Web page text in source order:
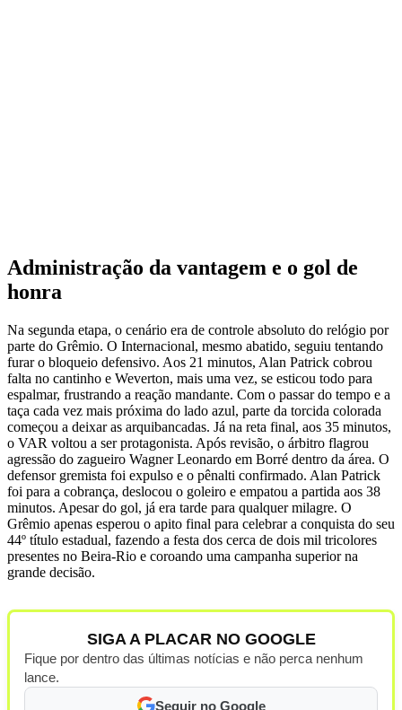
Administração da vantagem e o gol de
honra
Na segunda etapa, o cenário era de controle absoluto do relógio por
parte do Grêmio. O Internacional, mesmo abatido, seguiu tentando
furar o bloqueio defensivo. Aos 21 minutos, Alan Patrick cobrou
falta no cantinho e Weverton, mais uma vez, se esticou todo para
espalmar, frustrando a reação mandante. Com o passar do tempo e a
taça cada vez mais próxima do lado azul, parte da torcida colorada
começou a deixar as arquibancadas. Já na reta final, aos 35 minutos,
o VAR voltou a ser protagonista. Após revisão, o árbitro flagrou
agressão do zagueiro Wagner Leonardo em Borré dentro da área. O
defensor gremista foi expulso e o pênalti confirmado. Alan Patrick
foi para a cobrança, deslocou o goleiro e empatou a partida aos 38
minutos. Apesar do gol, já era tarde para qualquer milagre. O
Grêmio apenas esperou o apito final para celebrar a conquista do seu
44º título estadual, fazendo a festa dos cerca de dois mil tricolores
presentes no Beira-Rio e coroando uma campanha superior na
grande decisão.
SIGA A PLACAR NO GOOGLE
Fique por dentro das últimas notícias e não perca nenhum
lance.
Seguir no Google